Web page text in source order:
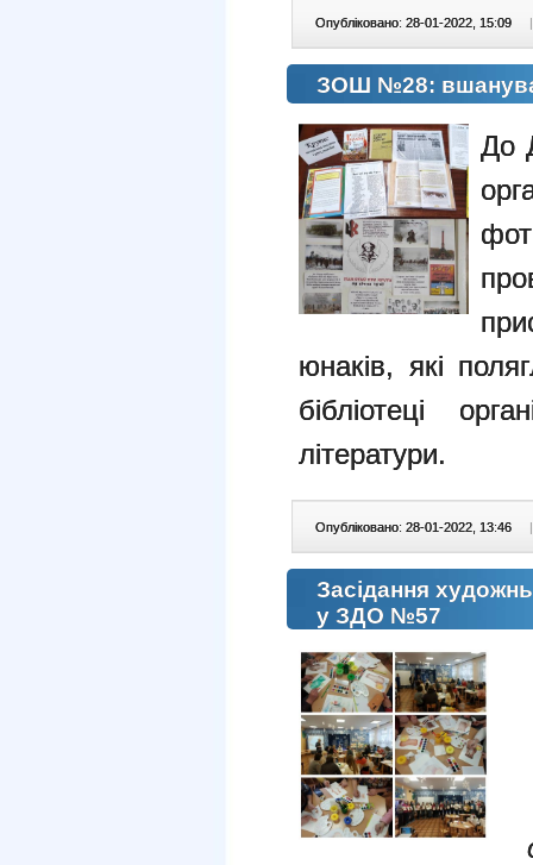
Опубліковано: 28-01-2022, 15:09 |
ЗОШ №28:
До
юнаків, які
бібліотеці
літератури.
Опубліковано: 28-01-2022, 13:46 |
Засідання
у ЗДО №57